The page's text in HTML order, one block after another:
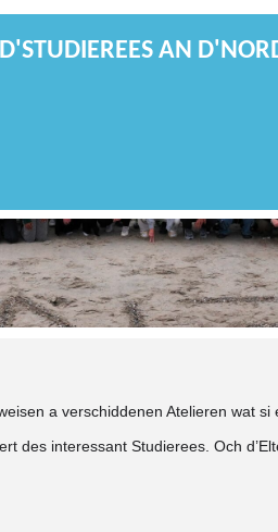
AN
a verschiddenen Atelieren wat si
des interessant Studierees. Och